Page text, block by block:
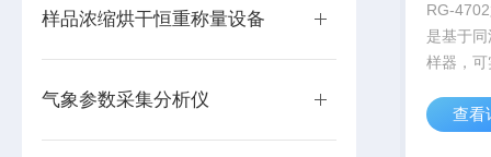
样品浓缩烘干恒重称量设备
气象参数采集分析仪
RG-
是基于
样器，
采集大
查看